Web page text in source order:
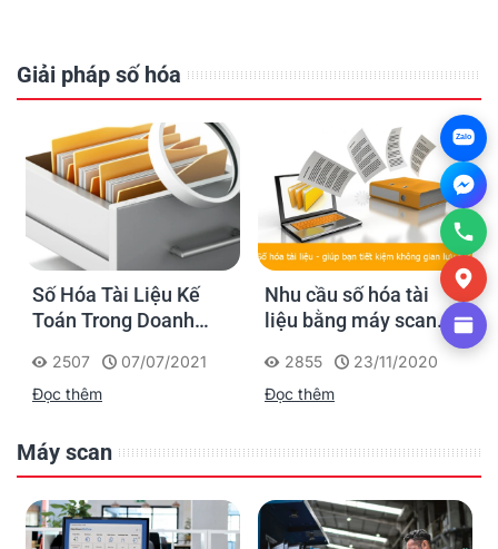
Giải pháp số hóa
Số Hóa Tài Liệu Kế
Toán Trong Doanh
2507
07/07/2021
Đọc thêm
Nhu cầu số hóa tài
liệu bằng máy scan
2855
23/11/2020
Đọc thêm
Máy scan
Zalo